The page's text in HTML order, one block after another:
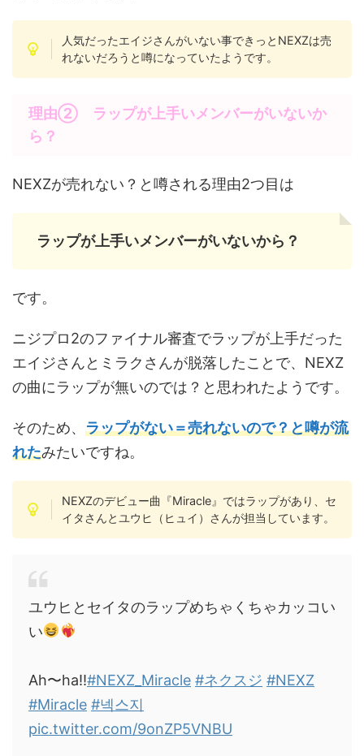
人気だったエイジさんがいない事できっとNEXZは売
れないだろうと噂になっていたようです。
理由② ラップが上手いメンバーがいないか
ら？
NEXZが売れない？と噂される理由2つ目は
ラップが上手いメンバーがいないから？
です。
ニジプロ2のファイナル審査でラップが上手だった
エイジさんとミラクさんが脱落したことで、NEXZ
の曲にラップが無いのでは？と思われたようです。
そのため、 ラップがない＝売れないので？と噂が流
れたみたいですね。
NEXZのデビュー曲『Miracle』ではラップがあり、セ
イタさんとユウヒ（ヒュイ）さんが担当しています。
ユウヒとセイタのラップめちゃくちゃカッコい
い
Ah〜ha‼︎#NEXZ_Miracle #ネクスジ #NEXZ
#Miracle #넥스지
pic.twitter.com/9onZP5VNBU